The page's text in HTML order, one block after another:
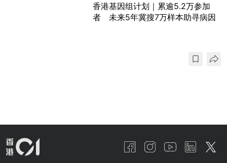
香港基因组计划｜累逾5.2万参加
者 未来5年冀搜7万样本助寻病因